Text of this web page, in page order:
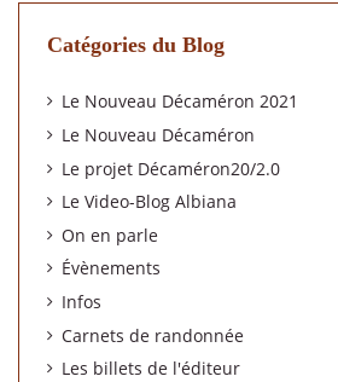
Catégories du Blog
Le Nouveau Décaméron 2021
Le Nouveau Décaméron
Le projet Décaméron20/2.0
Le Video-Blog Albiana
On en parle
Évènements
Infos
Carnets de randonnée
Les billets de l'éditeur